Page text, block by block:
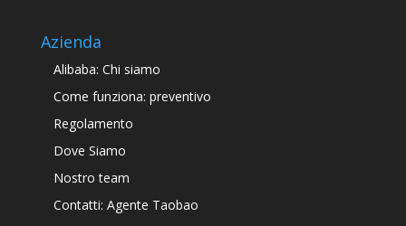
Azienda
Alibaba: Chi siamo
Come funziona: preventivo
Regolamento
Dove Siamo
Nostro team
Contatti: Agente Taobao